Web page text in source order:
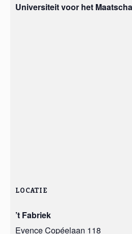
Universiteit voor het
LOCATIE
’t Fabriek
Evence Copéelaan 118